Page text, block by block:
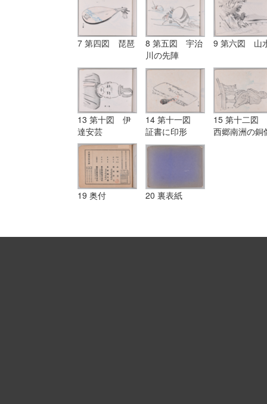
7 第四図 琵琶
8 第五図 宇治
川の先陣
9 第六図 山
13 第十図 伊
達安芸
14 第十一図
証書に印形
15 第十二図
西郷南洲の銅
19 奥付 20 裏表紙